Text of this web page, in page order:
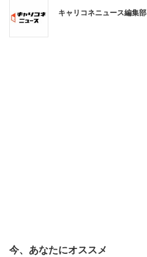
キャリコネニュース編集部
今、あなたにオススメ